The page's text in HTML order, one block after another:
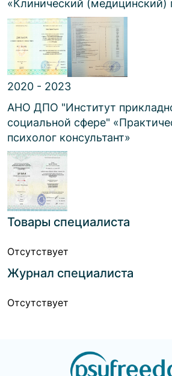
«Клинический (медицинский)
2020 - 2023
АНО ДПО "Институт
социальной сфере" «
психолог консультант»
Товары специалиста
Отсутствует
Журнал специалиста
Отсутствует